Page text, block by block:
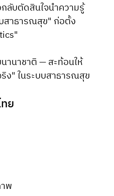
ลับตัดสินใจนำความรู้
สาธารณสุข" ก่อตั้ง
านาชาติ — สะท้อนให้
ง" ในระบบสาธารณสุข
ย
พ